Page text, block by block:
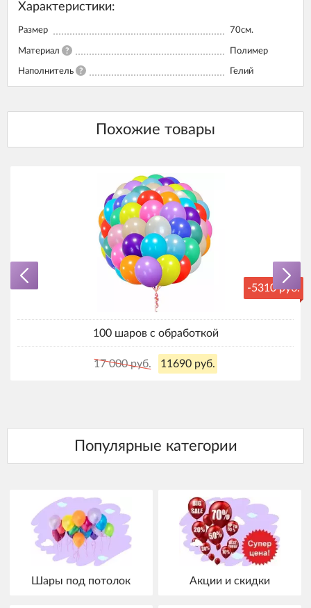
Характеристики:
Размер 70см.
Материал ? Полимер
Наполнитель ? Гелий
-5310 руб.
100 шаров с обработкой
17 000 руб. 11690 руб.
Шары под потолок Акции и скидки